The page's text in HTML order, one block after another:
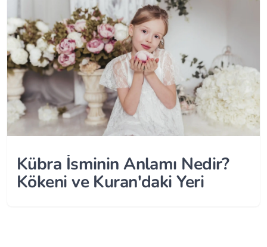
Kübra İsminin Anlamı Nedir?
Kökeni ve Kuran'daki Yeri